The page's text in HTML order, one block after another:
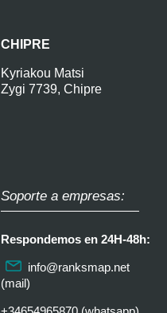
CHIPRE
Kyriakou Matsi
Zygi 7739, Chipre
Soporte a empresas:
Respondemos en 24H-48h:
info@ranksmap.net
(mail)